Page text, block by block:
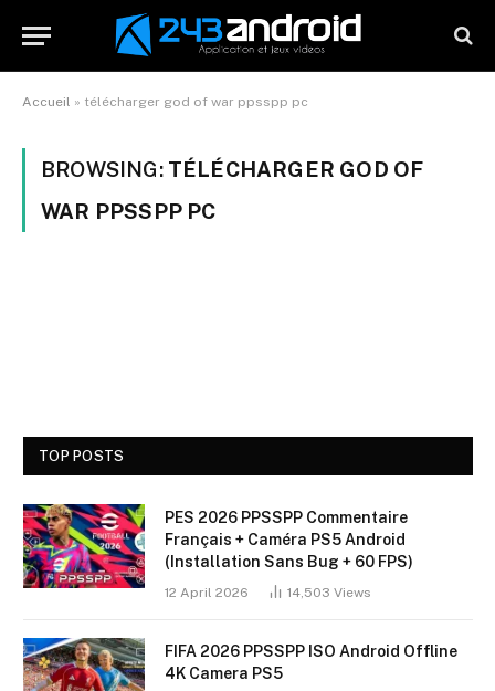
Accueil » télécharger god of war ppsspp pc
BROWSING: TÉLÉCHARGER GOD OF
WAR PPSSPP PC
TOP POSTS
PES 2026 PPSSPP Commentaire
Français + Caméra PS5 Android
(Installation Sans Bug + 60 FPS)
12 April 2026 14,503 Views
FIFA 2026 PPSSPP ISO Android Offline
4K Camera PS5